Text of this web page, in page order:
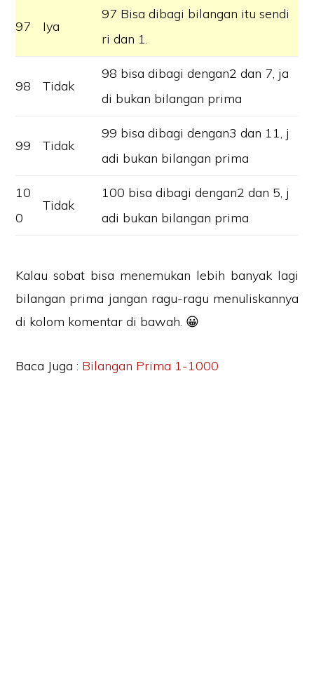
97 Iya
97 Bisa dibagi bilangan itu sendi
ri dan 1.
98 Tidak
98 bisa dibagi dengan2 dan 7, ja
di bukan bilangan prima
99 Tidak
99 bisa dibagi dengan3 dan 11, j
adi bukan bilangan prima
10
0
Tidak
100 bisa dibagi dengan2 dan 5, j
adi bukan bilangan prima
Kalau sobat bisa menemukan lebih banyak lagi
bilangan prima jangan ragu-ragu menuliskannya
di kolom komentar di bawah. 😀
Baca Juga : Bilangan Prima 1-1000